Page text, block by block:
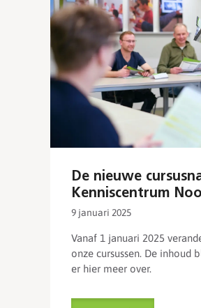
De nieuwe
Kenniscentrum
9 januari 2025
Vanaf 1 januari 2025
onze cursussen. De inhoud
er hier meer over.